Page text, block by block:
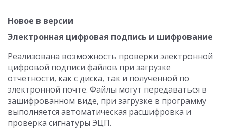
Новое в версии
Электронная цифровая подпись и шифрование
Реализована возможность проверки электронной
цифровой подписи файлов при загрузке
отчетности, как с диска, так и полученной по
электронной почте. Файлы могут передаваться в
зашифрованном виде, при загрузке в программу
выполняется автоматическая расшифровка и
проверка сигнатуры ЭЦП.